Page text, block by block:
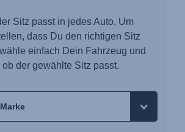
Sitz passt in jedes Auto. Um
dass Du den richtigen Sitz
einfach Dein Fahrzeug und
ob der gewählte Sitz passt.